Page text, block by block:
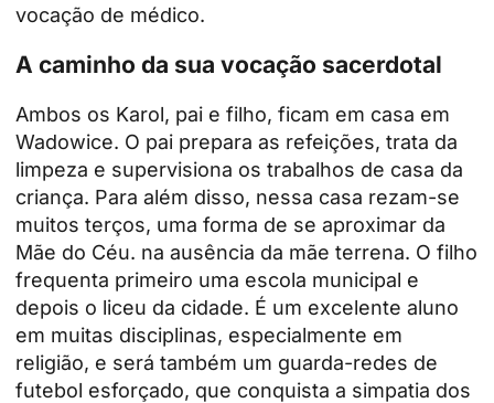
vocação de médico.
A caminho da sua vocação sacerdotal
Ambos os Karol, pai e filho, ficam em casa em
Wadowice. O pai prepara as refeições, trata da
limpeza e supervisiona os trabalhos de casa da
criança. Para além disso, nessa casa rezam-se
muitos terços, uma forma de se aproximar da
Mãe do Céu. na ausência da mãe terrena. O filho
frequenta primeiro uma escola municipal e
depois o liceu da cidade. É um excelente aluno
em muitas disciplinas, especialmente em
religião, e será também um guarda-redes de
futebol esforçado, que conquista a simpatia dos